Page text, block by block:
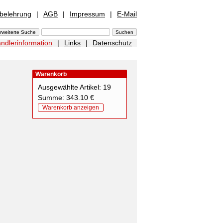
| AGB | Impressum | E-Mail
| Links |
Datenschutz
Warenkorb
Ausgewählte Artikel: 19
Summe: 343.10 €
Warenkorb anzeigen